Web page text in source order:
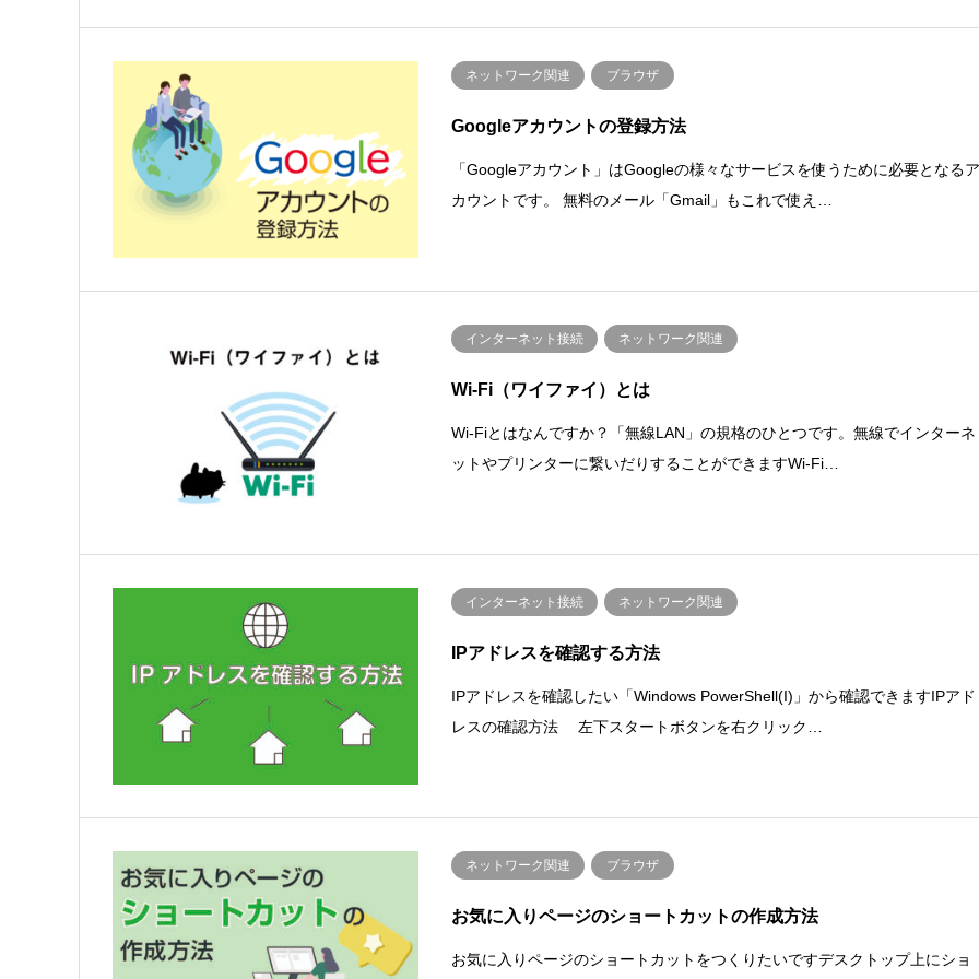
ネットワーク関連 ブラウザ
Googleアカウントの登録方法
「Googleアカウント」はGoogleの様々なサービスを使うために必要となる
カウントです。 無料のメール「Gmail」もこれで使え…
インターネット接続 ネットワーク関連
Wi-Fi（ワイファイ）とは
Wi-Fiとはなんですか？「無線LAN」の規格のひとつです。無線でインターネ
ットやプリンターに繋いだりすることができますWi-Fi…
インターネット接続 ネットワーク関連
IPアドレスを確認する方法
IPアドレスを確認したい「Windows PowerShell(I)」から確認できますIPアド
レスの確認方法 左下スタートボタンを右クリック…
ネットワーク関連 ブラウザ
お気に入りページのショートカットの作成方法
お気に入りページのショートカットをつくりたいですデスクトップ上にショ